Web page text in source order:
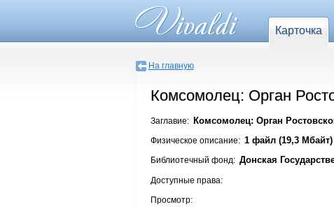
Карточка
На главную
Комсомолец: Орган
Заглавие: Комсомолец: Орган
Физическое описание: 1 файл (19,3 Мбайт)
Библиотечный фонд: Донская
Доступные права:
Просмотр: